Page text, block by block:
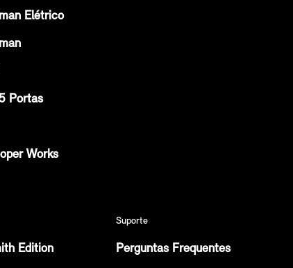
Elétrico
Portas
Works
Edition
Suporte
Perguntas Frequentes